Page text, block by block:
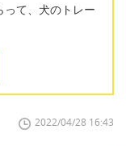
って、犬のトレー
2022/04/28 16:43